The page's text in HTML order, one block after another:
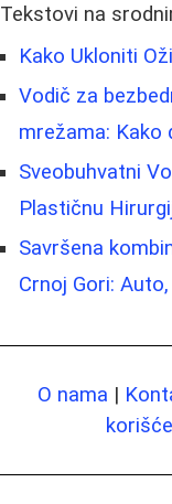
Tekstovi na
Kako Ukloniti
Vodič za
mrežama: Kako
Sveobuhvatni
Plastičnu
Savršena
Crnoj Gori:
O nama |